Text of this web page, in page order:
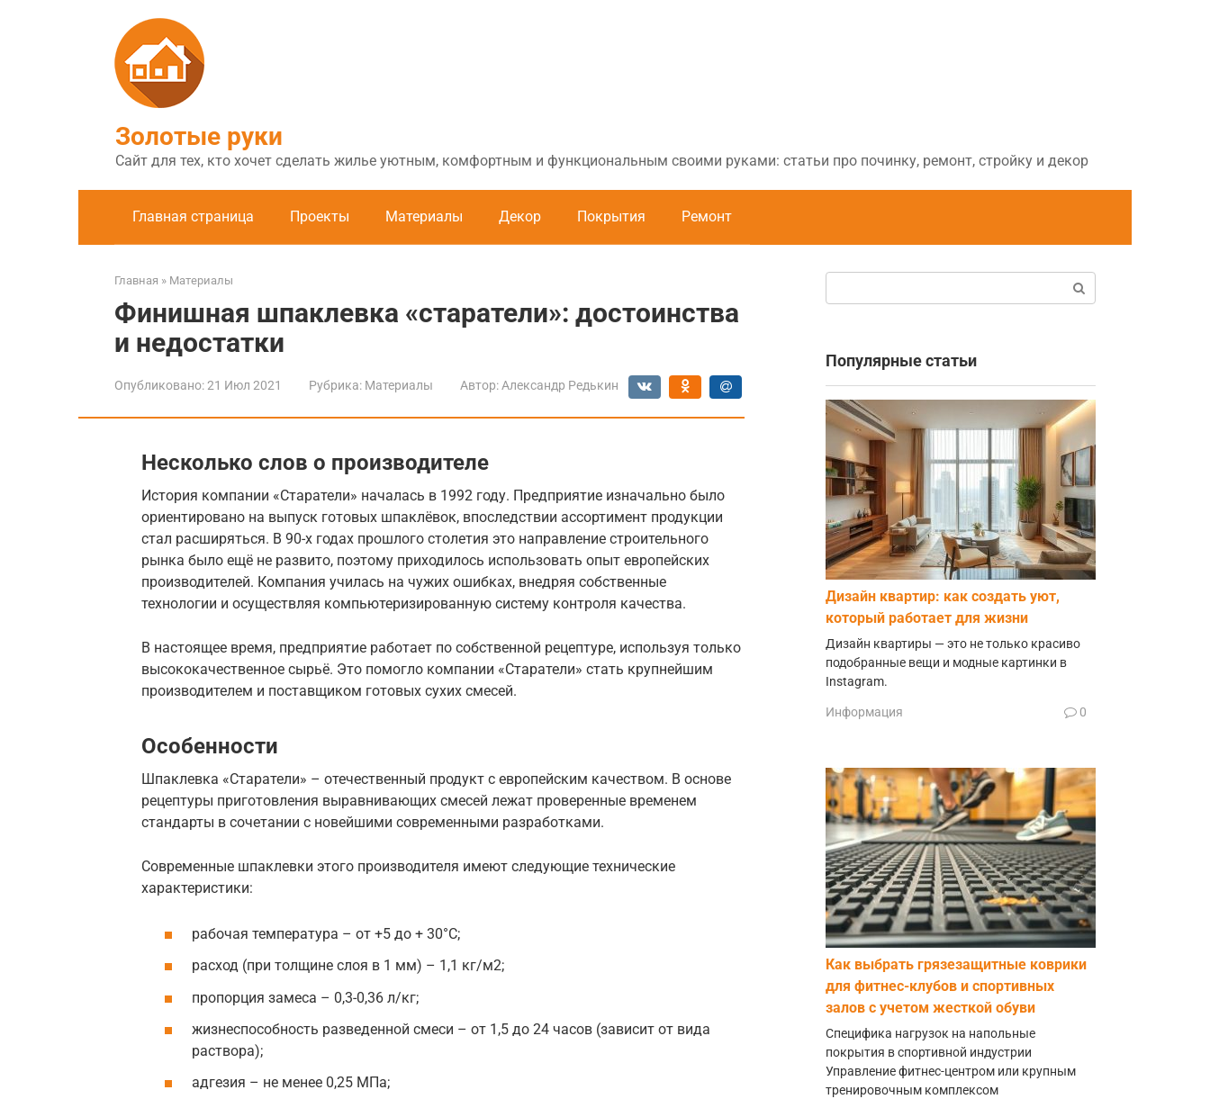
Золотые руки
Сайт для тех, кто хочет сделать жилье уютным, комфортным и функциональным своими руками: статьи про починку, ремонт, стройку и декор
Главная страница Проекты Материалы Декор Покрытия Ремонт
Главная » Материалы
Финишная шпаклевка «старатели»: достоинства
и недостатки
Опубликовано:21 Июл 2021 Рубрика: Материалы Автор: Александр Редькин
Несколько слов о производителе
История компании «Старатели» началась в 1992 году. Предприятие изначально было
ориентировано на выпуск готовых шпаклёвок, впоследствии ассортимент продукции
стал расширяться. В 90-х годах прошлого столетия это направление строительного
рынка было ещё не развито, поэтому приходилось использовать опыт европейских
производителей. Компания училась на чужих ошибках, внедряя собственные
технологии и осуществляя компьютеризированную систему контроля качества.
В настоящее время, предприятие работает по собственной рецептуре, используя только
высококачественное сырьё. Это помогло компании «Старатели» стать крупнейшим
производителем и поставщиком готовых сухих смесей.
Особенности
Шпаклевка «Старатели» – отечественный продукт с европейским качеством. В основе
рецептуры приготовления выравнивающих смесей лежат проверенные временем
стандарты в сочетании с новейшими современными разработками.
Современные шпаклевки этого производителя имеют следующие технические
характеристики:
рабочая температура – от +5 до + 30°С;
расход (при толщине слоя в 1 мм) – 1,1 кг/м2;
пропорция замеса – 0,3-0,36 л/кг;
жизнеспособность разведенной смеси – от 1,5 до 24 часов (зависит от вида
раствора);
адгезия – не менее 0,25 МПа;
Популярные статьи
Дизайн квартир: как создать уют,
который работает для жизни
Дизайн квартиры — это не только красиво
подобранные вещи и модные картинки в
Instagram.
Информация 0
Как выбрать грязезащитные коврики
для фитнес-клубов и спортивных
залов с учетом жесткой обуви
Специфика нагрузок на напольные
покрытия в спортивной индустрии
Управление фитнес-центром или крупным
тренировочным комплексом